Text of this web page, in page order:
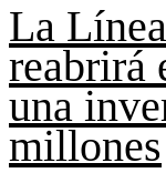
La
reabrirá
una
millones